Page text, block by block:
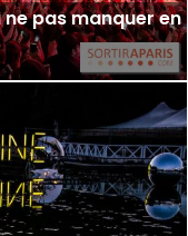
pas manquer en